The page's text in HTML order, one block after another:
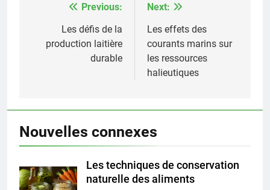
navigation
Previous:
Les défis de la
production laitière
durable
Next:
Les effets des
courants marins sur
les ressources
halieutiques
Nouvelles connexes
Les techniques de conservation
naturelle des aliments